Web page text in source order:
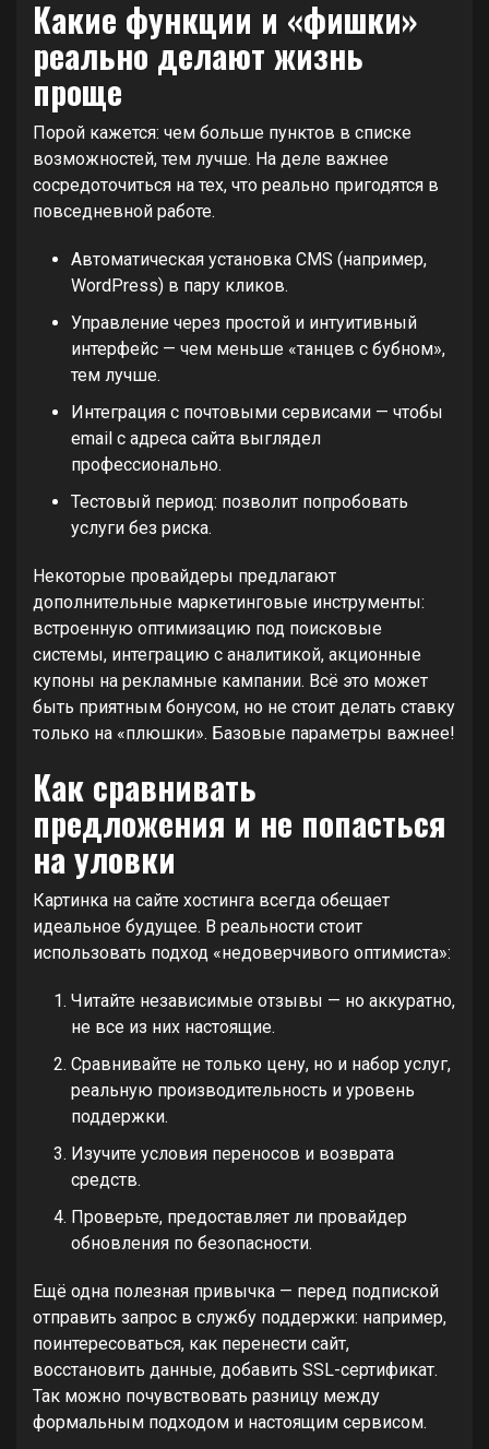
Какие функции и «фишки»
реально делают жизнь
проще
Порой кажется: чем больше пунктов в списке
возможностей, тем лучше. На деле важнее
сосредоточиться на тех, что реально пригодятся в
повседневной работе.
Автоматическая установка CMS (например,
WordPress) в пару кликов.
Управление через простой и интуитивный
интерфейс — чем меньше «танцев с бубном»,
тем лучше.
Интеграция с почтовыми сервисами — чтобы
email с адреса сайта выглядел
профессионально.
Тестовый период: позволит попробовать
услуги без риска.
Некоторые провайдеры предлагают
дополнительные маркетинговые инструменты:
встроенную оптимизацию под поисковые
системы, интеграцию с аналитикой, акционные
купоны на рекламные кампании. Всё это может
быть приятным бонусом, но не стоит делать ставку
только на «плюшки». Базовые параметры важнее!
Как сравнивать
предложения и не попасться
на уловки
Картинка на сайте хостинга всегда обещает
идеальное будущее. В реальности стоит
использовать подход «недоверчивого оптимиста»:
Читайте независимые отзывы — но аккуратно,
не все из них настоящие.
Сравнивайте не только цену, но и набор услуг,
реальную производительность и уровень
поддержки.
Изучите условия переносов и возврата
средств.
Проверьте, предоставляет ли провайдер
обновления по безопасности.
Ещё одна полезная привычка — перед подпиской
отправить запрос в службу поддержки: например,
поинтересоваться, как перенести сайт,
восстановить данные, добавить SSL-сертификат.
Так можно почувствовать разницу между
формальным подходом и настоящим сервисом.